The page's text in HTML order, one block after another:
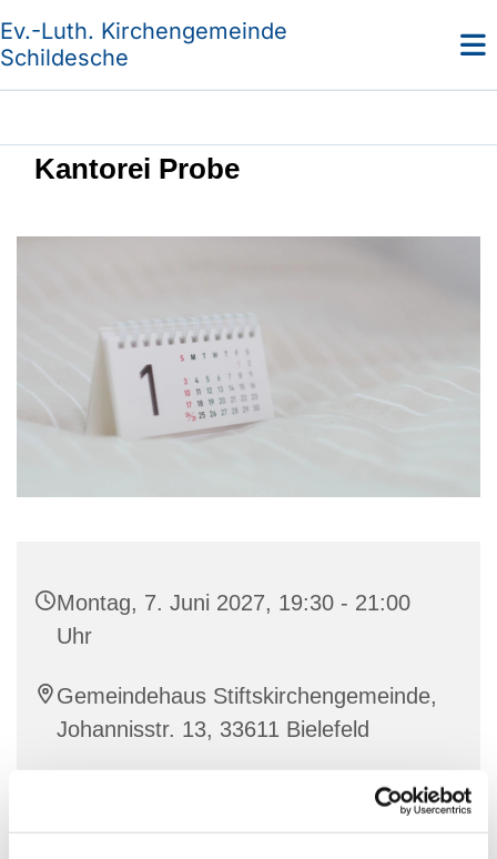
Ev.-Luth. Kirchengemeinde
Schildesche
Kantorei Probe
Montag, 7. Juni 2027, 19:30 - 21:00
Uhr
Gemeindehaus Stiftskirchengemeinde,
Johannisstr. 13, 33611 Bielefeld